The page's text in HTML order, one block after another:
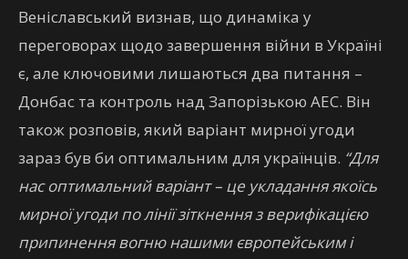
Веніславський визнав, що динаміка у
переговорах щодо завершення війни в Україні
є, але ключовими лишаються два питання –
Донбас та контроль над Запорізькою АЕС. Він
також розповів, який варіант мирної угоди
зараз був би оптимальним для українців. “Для
нас оптимальний варіант – це укладання якоїсь
мирної угоди по лінії зіткнення з верифікацією
припинення вогню нашими європейським і